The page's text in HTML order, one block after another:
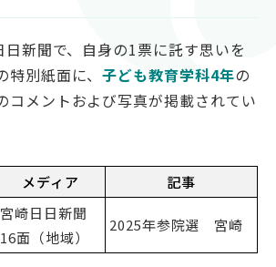
新聞で、自身の1票に託す思いを
特別紙面に、子ども教育学科4年の
コメントおよび写真が掲載されてい
メディア 記事
宮崎日日新聞
16面（地域）
2025年参院選 宮崎